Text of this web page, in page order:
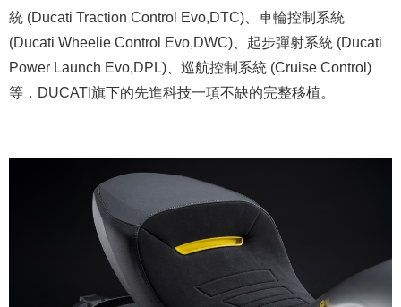
統 (Ducati Traction Control Evo,DTC)、車輪控制系統
(Ducati Wheelie Control Evo,DWC)、起步彈射系統 (Ducati
Power Launch Evo,DPL)、巡航控制系統 (Cruise Control)
等，DUCATI旗下的先進科技一項不缺的完整移植。